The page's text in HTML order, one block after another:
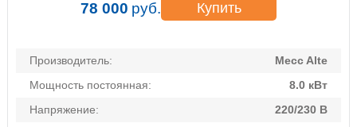
Производитель:
Mecc Alte
Мощность постоянная:
8.0 кВт
Напряжение:
220/230 В
78 000 руб. Купить